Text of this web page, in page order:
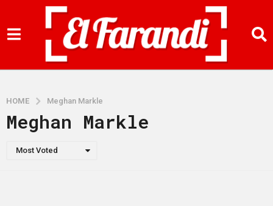
HOME Meghan Markle
Meghan Markle
Most Voted